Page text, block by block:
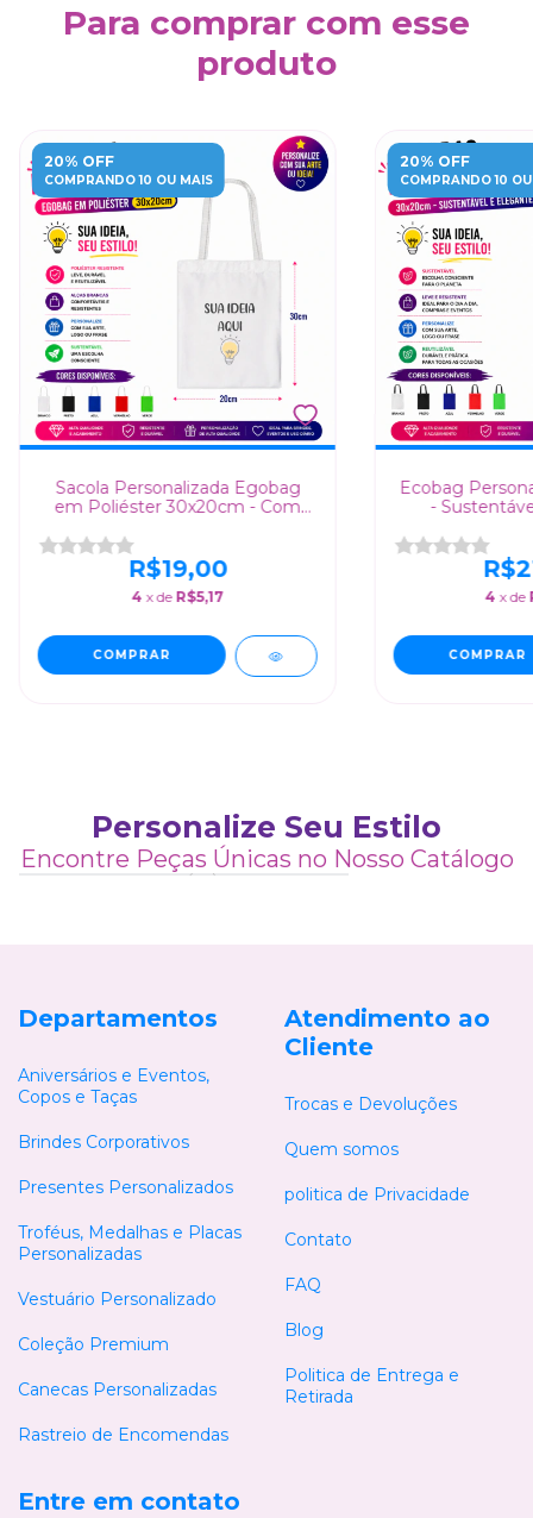
Para comprar com esse
produto
20% OFF
COMPRANDO 10 OU MAIS
Sacola Personalizada Egobag
em Poliéster 30x20cm - Com
R$19,00
4 x de R$5,17
COMPRAR
20% OFF
COMPRANDO 10
Ecobag
-
4 x de
COMPRAR
Personalize Seu Estilo
Encontre Peças Únicas no Nosso Catálogo
6
6
6 2 2
3 4 4
3 2 2
1 5
4 2 5
6 6 2
3 6
6
6
Departamentos
Aniversários e Eventos,
Copos e Taças
Brindes Corporativos
Presentes Personalizados
Troféus, Medalhas e Placas
Personalizadas
Vestuário Personalizado
Coleção Premium
Canecas Personalizadas
Rastreio de Encomendas
Atendimento ao
Cliente
Trocas e Devoluções
Quem somos
politica de Privacidade
Contato
FAQ
Blog
Politica de Entrega e
Retirada
Entre em contato